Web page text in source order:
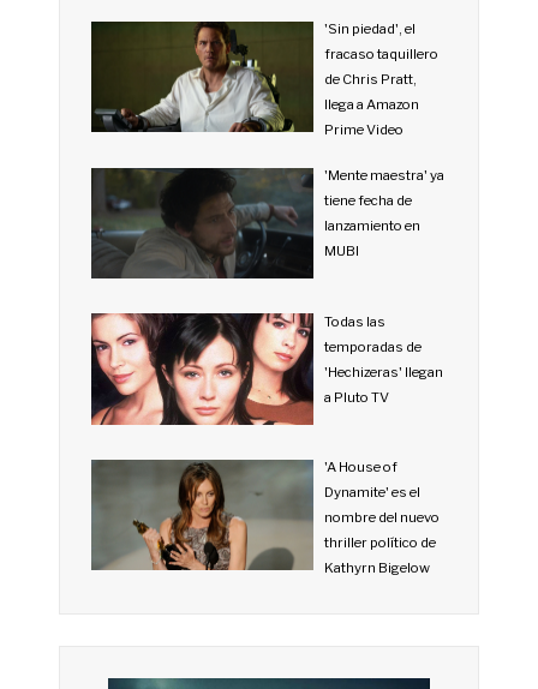
'Sin piedad', el
fracaso taquillero
de Chris Pratt,
llega a Amazon
Prime Video
'Mente maestra' ya
tiene fecha de
lanzamiento en
MUBI
Todas las
temporadas de
'Hechizeras' llegan
a Pluto TV
'A House of
Dynamite' es el
nombre del nuevo
thriller político de
Kathyrn Bigelow